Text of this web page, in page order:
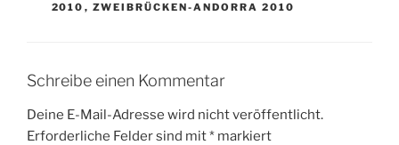
2010 , ZWEIBRÜCKEN-ANDORRA 2010
Schreibe einen Kommentar
Deine E-Mail-Adresse wird nicht veröffentlicht.
Erforderliche Felder sind mit* markiert